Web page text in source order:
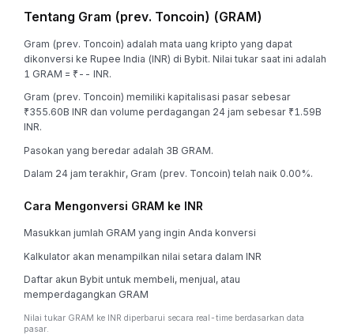
Tentang Gram (prev. Toncoin) (GRAM)
Gram (prev. Toncoin) adalah mata uang kripto yang dapat
dikonversi ke Rupee India (INR) di Bybit. Nilai tukar saat ini adalah
1 GRAM = ₹-- INR.
Gram (prev. Toncoin) memiliki kapitalisasi pasar sebesar
₹355.60B INR dan volume perdagangan 24 jam sebesar ₹1.59B
INR.
Pasokan yang beredar adalah 3B GRAM.
Dalam 24 jam terakhir, Gram (prev. Toncoin) telah naik 0.00%.
Cara Mengonversi GRAM ke INR
Masukkan jumlah GRAM yang ingin Anda konversi
Kalkulator akan menampilkan nilai setara dalam INR
Daftar akun Bybit untuk membeli, menjual, atau
memperdagangkan GRAM
Nilai tukar GRAM ke INR diperbarui secara real-time berdasarkan data
pasar.